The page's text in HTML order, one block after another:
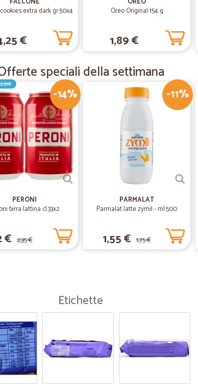
Grande vatità di scelta , prezzi un
Enrico M.
Tutto ok a parte la spedizione
Donatella T.
Tutto perfetto!!!
Tutto perfetto!!!
extra dark gr.50x4
€
Oreo Original 154 g
1,89 €
speciali della settimana
-14%
2,39€
PERONI
birra lattina cl.33x2
€ 2,35 €
-11%
PARMALAT
Parmalat latte zymil - ml.500
1,55 € 1,75 €
Etichette